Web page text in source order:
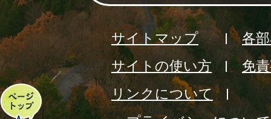
ペ
サイトマップ
各
サイトの使い方
免
リンクについて